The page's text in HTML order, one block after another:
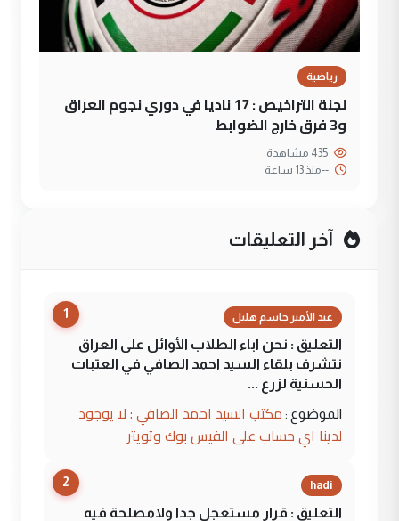
رياضية
لجنة التراخيص : 17 ناديا في دوري نجوم العراق
و3 فرق خارج الضوابط
--منذ 13 ساعة
آخر التعليقات
1 عبد الأمير جاسم هليل
التعليق : نحن اباء الطلاب الأوائل على العراق
نتشرف بلقاء السيد احمد الصافي في العتبات
الحسنية لزرع ...
الموضوع : مكتب السيد احمد الصافي : لا يوجود
لدينا اي حساب على الفيس بوك وتويتر
2 hadi
التعليق : قرار مستعجل جدا ولامصلحة فيه